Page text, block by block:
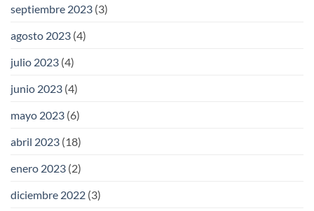
septiembre 2023 (3)
agosto 2023 (4)
julio 2023 (4)
junio 2023 (4)
mayo 2023 (6)
abril 2023 (18)
enero 2023 (2)
diciembre 2022 (3)